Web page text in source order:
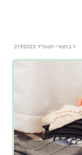
ו׳ בתשרי תשפ״ד 21.9.2023